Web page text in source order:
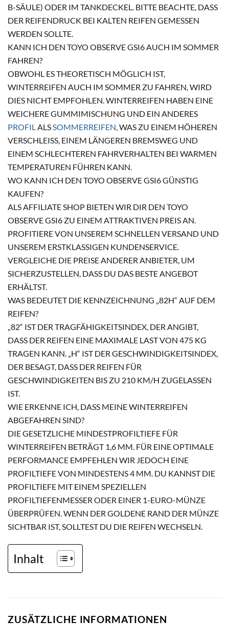
B-SÄULE) ODER IM TANKDECKEL. BITTE BEACHTE, DASS
DER REIFENDRUCK BEI KALTEN REIFEN GEMESSEN
WERDEN SOLLTE.
KANN ICH DEN TOYO OBSERVE GSI6 AUCH IM SOMMER
FAHREN?
OBWOHL ES THEORETISCH MÖGLICH IST,
WINTERREIFEN AUCH IM SOMMER ZU FAHREN, WIRD
DIES NICHT EMPFOHLEN. WINTERREIFEN HABEN EINE
WEICHERE GUMMIMISCHUNG UND EIN ANDERES
PROFILALSSOMMERREIFEN, WAS ZU EINEM HÖHEREN
VERSCHLEISS, EINEM LÄNGEREN BREMSWEG UND E
INEM SCHLECHTEREN FAHRVERHALTEN BEI WARMEN T
EMPERATUREN FÜHREN KANN.
WO KANN ICH DEN TOYO OBSERVE GSI6 GÜNSTIG
KAUFEN?
ALS AFFILIATE SHOP BIETEN WIR DIR DEN TOYO
OBSERVE GSI6 ZU EINEM ATTRAKTIVEN PREIS AN.
PROFITIERE VON UNSEREM SCHNELLEN VERSAND UND
UNSEREM ERSTKLASSIGEN KUNDENSERVICE.
VERGLEICHE DIE PREISE ANDERER ANBIETER, UM
SICHERZUSTELLEN, DASS DU DAS BESTE ANGEBOT
ERHÄLTST.
WAS BEDEUTET DIE KENNZEICHNUNG „82H“ AUF DEM
REIFEN?
„82“ IST DER TRAGFÄHIGKEITSINDEX, DER ANGIBT,
DASS DER REIFEN EINE MAXIMALE LAST VON 475 KG
TRAGEN KANN. „H“ IST DER GESCHWINDIGKEITSINDEX,
DER BESAGT, DASS DER REIFEN FÜR
GESCHWINDIGKEITEN BIS ZU 210 KM/H ZUGELASSEN
IST.
WIE ERKENNE ICH, DASS MEINE WINTERREIFEN
ABGEFAHREN SIND?
DIE GESETZLICHE MINDESTPROFILTIEFE FÜR
WINTERREIFEN BETRÄGT 1,6 MM. FÜR EINE OPTIMALE
PERFORMANCE EMPFEHLEN WIR JEDOCH EINE
PROFILTIEFE VON MINDESTENS 4 MM. DU KANNST DIE
PROFILTIEFE MIT EINEM SPEZIELLEN
PROFILTIEFENMESSER ODER EINER 1-EURO-MÜNZE
ÜBERPRÜFEN. WENN DER GOLDENE RAND DER MÜNZE
SICHTBAR IST, SOLLTEST DU DIE REIFEN WECHSELN.
Inhalt
ZUSÄTZLICHE INFORMATIONEN